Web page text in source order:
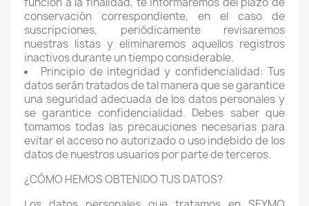
conservación correspondiente, en el caso de
suscripciones, periódicamente revisaremos
nuestras listas y eliminaremos aquellos registros
inactivos durante un tiempo considerable.
Principio de integridad y confidencialidad: Tus
datos serán tratados de tal manera que se garantice
una seguridad adecuada de los datos personales y
se garantice confidencialidad. Debes saber que
tomamos todas las precauciones necesarias para
evitar el acceso no autorizado o uso indebido de los
datos de nuestros usuarios por parte de terceros.
¿CÓMO HEMOS OBTENIDO TUS DATOS?